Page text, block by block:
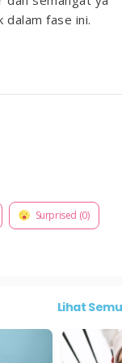
dalam fase ini.
Surprised (0)
Lihat